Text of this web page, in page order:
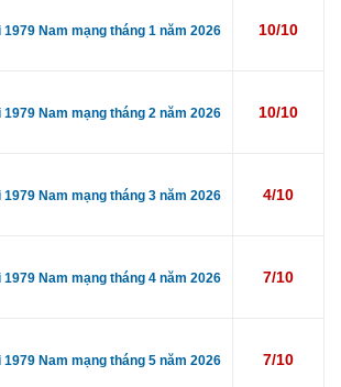
1979 Nam mạng tháng 1 năm 2026 10/10
1979 Nam mạng tháng 2 năm 2026 10/10
1979 Nam mạng tháng 3 năm 2026 4/10
1979 Nam mạng tháng 4 năm 2026 7/10
1979 Nam mạng tháng 5 năm 2026 7/10